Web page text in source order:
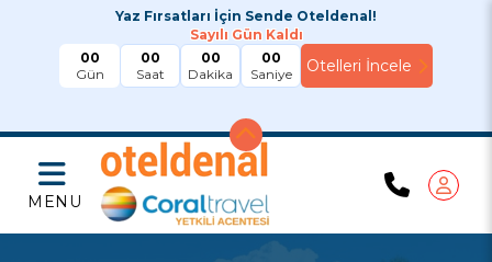
Yaz Fırsatları İçin Sende Oteldenal!
Sayılı Gün Kaldı
00
Gün
00
Saat
00
Dakika
00
Saniye
MENU